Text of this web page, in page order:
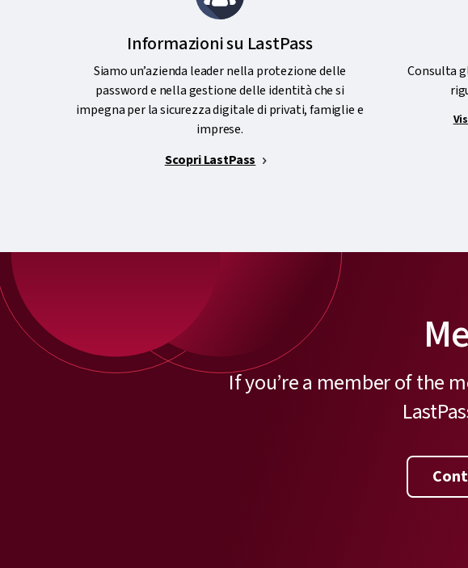
Informazioni su LastPass
Siamo un’azienda leader nella protezione delle
password e nella gestione delle identità che si
impegna per la sicurezza digitale di privati, famiglie e
imprese.
Scopri LastPass
Consulta
If you’re a member of the